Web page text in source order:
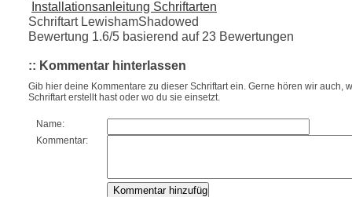
Installationsanleitung Schriftarten
Schriftart LewishamShadowed
Bewertung 1.6/5 basierend auf 23 Bewertungen
:: Kommentar hinterlassen
Gib hier deine Kommentare zu dieser Schriftart ein. Gerne hören wir auch,
Schriftart erstellt hast oder wo du sie einsetzt.
Name:
Kommentar: